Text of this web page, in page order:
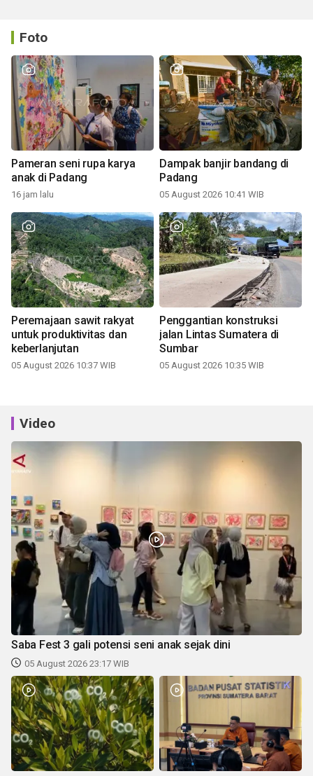
Foto
Pameran seni rupa karya
anak di Padang
16 jam lalu
Dampak banjir bandang di
Padang
05 August 2026 10:41 WIB
Peremajaan sawit rakyat
untuk produktivitas dan
keberlanjutan
05 August 2026 10:37 WIB
Penggantian konstruksi
jalan Lintas Sumatera di
Sumbar
05 August 2026 10:35 WIB
Video
Saba Fest 3 gali potensi seni anak sejak dini
05 August 2026 23:17 WIB